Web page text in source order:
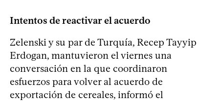
Intentos de reactivar el acuerdo
Zelenski y su par de Turquía, Recep Tayyip
Erdogan, mantuvieron el viernes una
conversación en la que coordinaron
esfuerzos para volver al acuerdo de
exportación de cereales, informó el